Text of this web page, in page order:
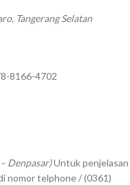
Tangerang Selatan
8166-4702
Denpasar)Untuk penjelasan
nomor telphone / (0361)